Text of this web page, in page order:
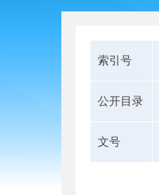
索引号
公开目录
文号